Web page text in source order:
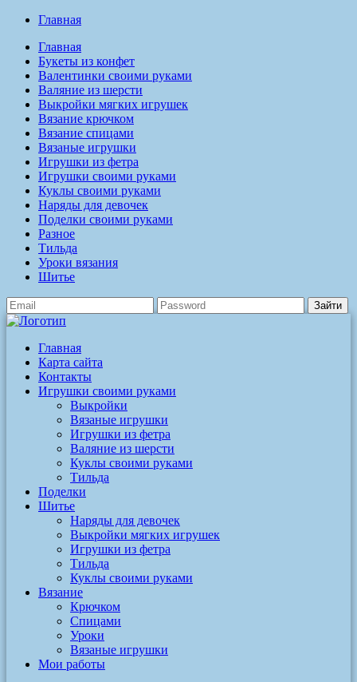
Главная
Главная
Букеты из конфет
Валентинки своими руками
Валяние из шерсти
Выкройки мягких игрушек
Вязание крючком
Вязание спицами
Вязаные игрушки
Игрушки из фетра
Игрушки своими руками
Куклы своими руками
Наряды для девочек
Поделки своими руками
Разное
Тильда
Уроки вязания
Шитье
Зайти
Главная
Карта сайта
Контакты
Игрушки своими руками
Выкройки
Вязаные игрушки
Игрушки из фетра
Валяние из шерсти
Куклы своими руками
Тильда
Поделки
Шитье
Наряды для девочек
Выкройки мягких игрушек
Игрушки из фетра
Тильда
Куклы своими руками
Вязание
Крючком
Спицами
Уроки
Вязаные игрушки
Мои работы